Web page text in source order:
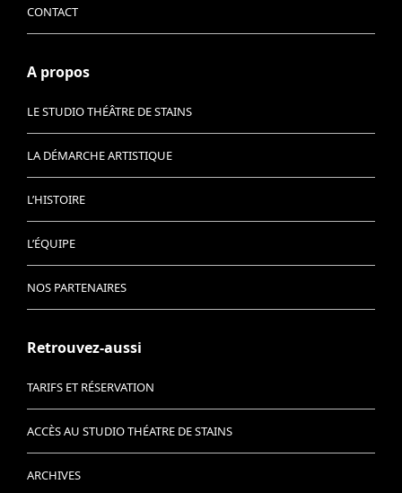
CONTACT
A propos
LE STUDIO THÉÂTRE DE STAINS
LA DÉMARCHE ARTISTIQUE
L’HISTOIRE
L’ÉQUIPE
NOS PARTENAIRES
Retrouvez-aussi
TARIFS ET RÉSERVATION
ACCÈS AU STUDIO THÉATRE DE STAINS
ARCHIVES